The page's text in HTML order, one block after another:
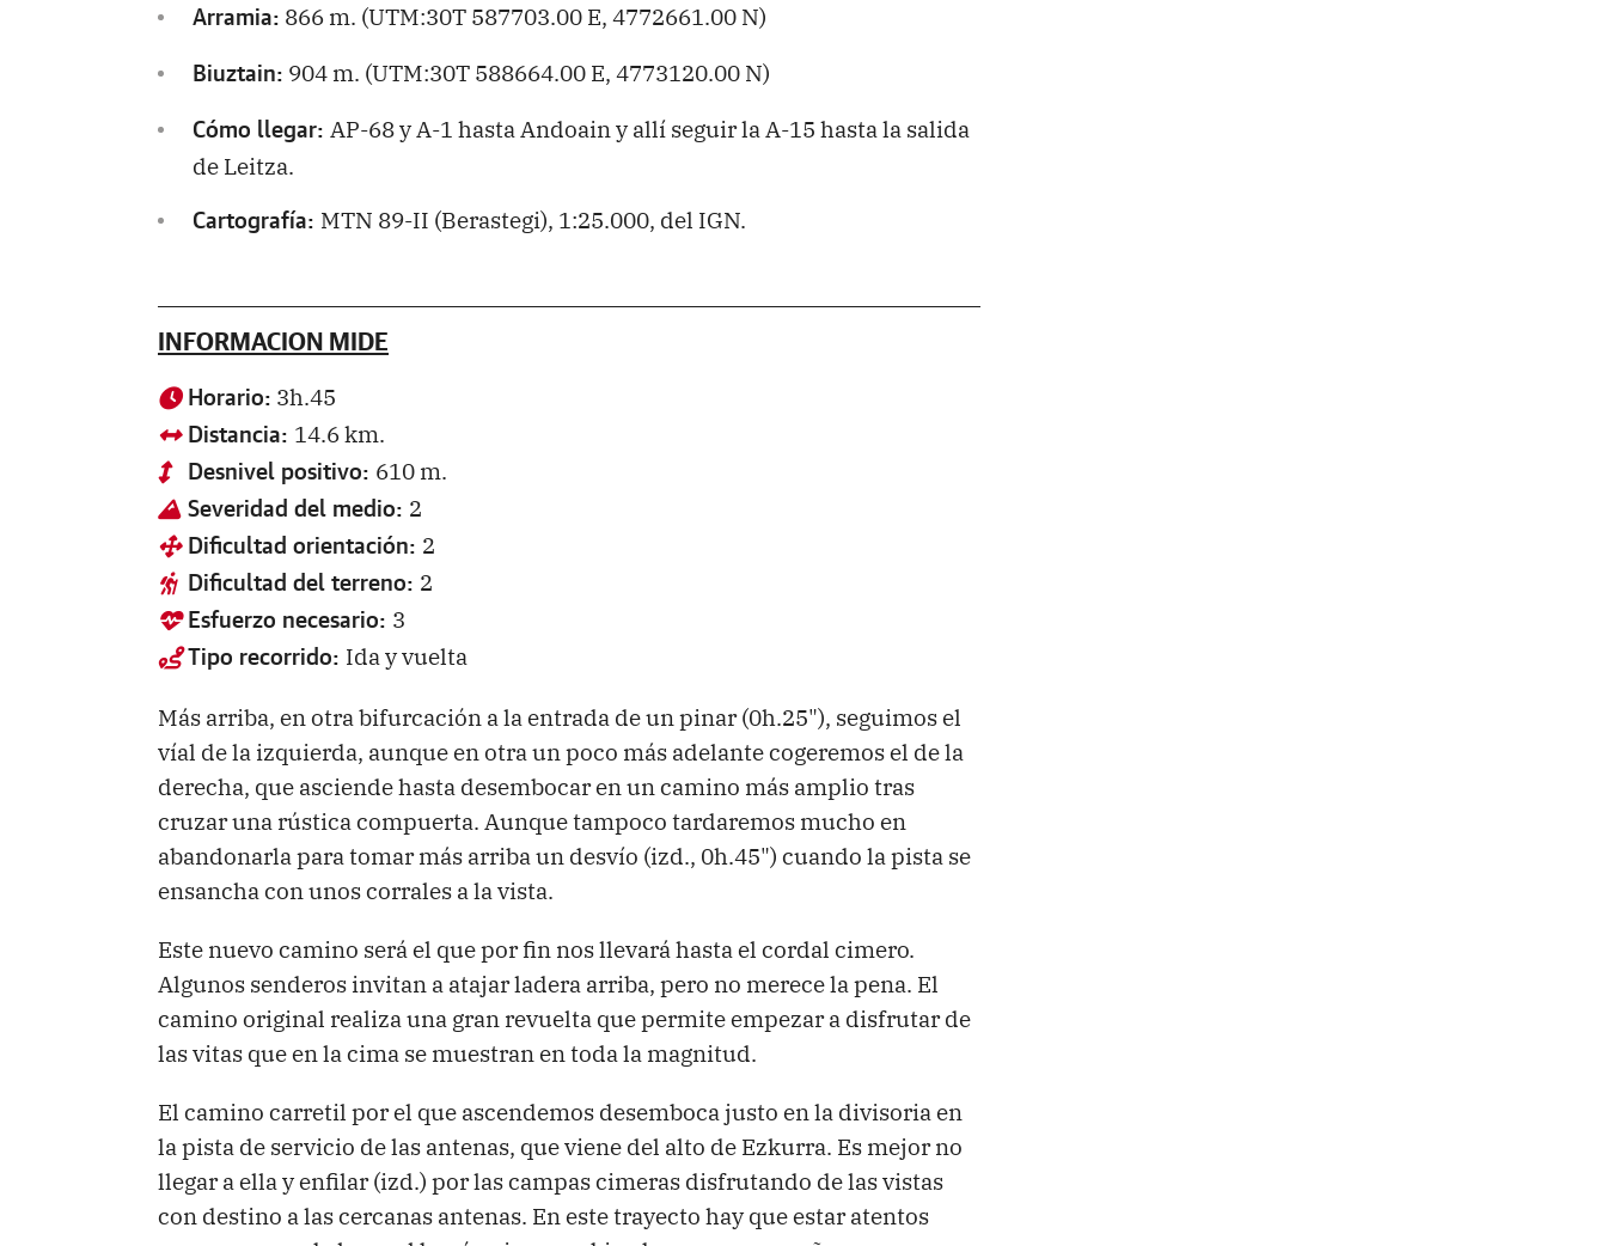
Arramia: 866 m. (UTM:30T 587703.00 E, 4772661.00 N)
Biuztain: 904 m. (UTM:30T 588664.00 E, 4773120.00 N)
Cómo llegar: AP-68 y A-1 hasta Andoain y allí seguir la A-15 hasta la salida
de Leitza.
Cartografía: MTN 89-II (Berastegi), 1:25.000, del IGN.
INFORMACION MIDE
Horario: 3h.45
Distancia: 14.6 km.
Desnivel positivo: 610 m.
Severidad del medio: 2
Dificultad orientación: 2
Dificultad del terreno: 2
Esfuerzo necesario: 3
Tipo recorrido: Ida y vuelta
Más arriba, en otra bifurcación a la entrada de un pinar (0h.25"), seguimos el
víal de la izquierda, aunque en otra un poco más adelante cogeremos el de la
derecha, que asciende hasta desembocar en un camino más amplio tras
cruzar una rústica compuerta. Aunque tampoco tardaremos mucho en
abandonarla para tomar más arriba un desvío (izd., 0h.45") cuando la pista se
ensancha con unos corrales a la vista.
Este nuevo camino será el que por fin nos llevará hasta el cordal cimero.
Algunos senderos invitan a atajar ladera arriba, pero no merece la pena. El
camino original realiza una gran revuelta que permite empezar a disfrutar de
las vitas que en la cima se muestran en toda la magnitud.
El camino carretil por el que ascendemos desemboca justo en la divisoria en
la pista de servicio de las antenas, que viene del alto de Ezkurra. Es mejor no
llegar a ella y enfilar (izd.) por las campas cimeras disfrutando de las vistas
con destino a las cercanas antenas. En este trayecto hay que estar atentos